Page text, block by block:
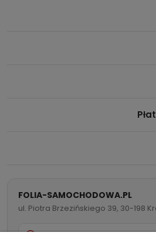
FOLIA-SAMOCHODOWA.PL
ul. Piotra Brzezińskiego 39, 30-198
732 082 998